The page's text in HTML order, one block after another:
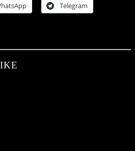
Telegram